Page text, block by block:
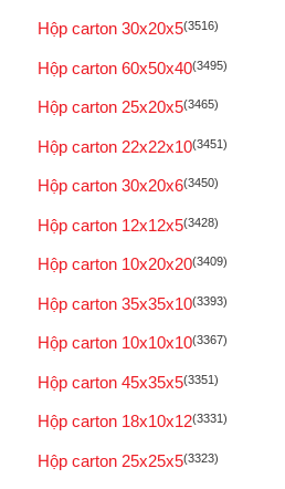
Hộp carton 30x20x5(3516)
Hộp carton 60x50x40(3495)
Hộp carton 25x20x5(3465)
Hộp carton 22x22x10(3451)
Hộp carton 30x20x6(3450)
Hộp carton 12x12x5(3428)
Hộp carton 10x20x20(3409)
Hộp carton 35x35x10(3393)
Hộp carton 10x10x10(3367)
Hộp carton 45x35x5(3351)
Hộp carton 18x10x12(3331)
Hộp carton 25x25x5(3323)